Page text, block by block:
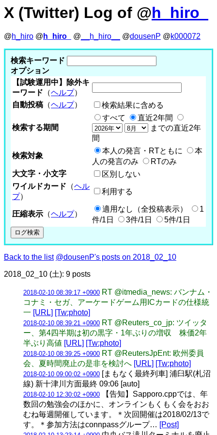
X (Twitter) Log of @h_hiro_
@h_hiro @ h_hiro_ @ __h_hiro__ @dousenP @k000072
検索キーワード
オプション
【試験運用中】除外キ
ーワード （ヘルプ）
自動投稿 （ヘルプ） 検索結果に含める
検索する期間
すべて
直近2年間
までの直近2年
間
検索対象
本人の発言・RTともに
本
人の発言のみ
RTのみ
大文字・小文字
区別しない
ワイルドカード （ヘル
プ）
利用する
圧縮表示 （ヘルプ）
適用なし（全投稿表示）
1
件/1日
3件/1日 5件/1日
Back to the list @dousenP's posts on 2018_02_10
2018_02_10 (土): 9 posts
2018-02-10 08:39:17 +0900 RT @itmedia_news: バンナム・
コナミ・セガ、アーケードゲーム用ICカードの仕様統
一 [URL] [Tw:photo]
2018-02-10 08:39:21 +0900 RT @Reuters_co_jp: ツイッタ
ー、第4四半期は初の黒字・1年ぶりの増収 株価2年
半ぶり高値 [URL] [Tw:photo]
2018-02-10 08:39:25 +0900 RT @ReutersJpEnt: 欧州委員
会、夏時間廃止の是非を検討へ [URL] [Tw:photo]
2018-02-10 09:00:02 +0900 [まもなく最終列車] 浦臼駅(札沼
線) 新十津川方面最終 09:06 [auto]
2018-02-10 12:30:02 +0900 【告知】Sapporo.cppでは、年
数回の勉強会のほかに、オンラインもくもく会をおお
むね毎週開催しています。＊次回開催は2018/02/13で
す。＊参加方法はconnpassグループ… [Post]